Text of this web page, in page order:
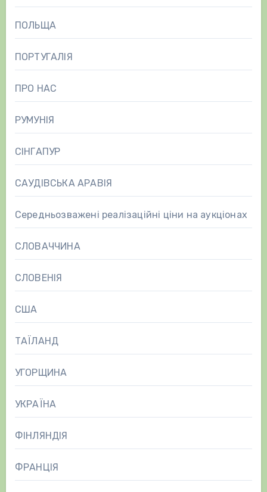
ПОЛЬЩА
ПОРТУГАЛІЯ
ПРО НАС
РУМУНІЯ
СІНГАПУР
САУДІВСЬКА АРАВІЯ
Середньозважені реалізаційні ціни на аукціонах
СЛОВАЧЧИНА
СЛОВЕНІЯ
США
ТАЇЛАНД
УГОРЩИНА
УКРАЇНА
ФІНЛЯНДІЯ
ФРАНЦІЯ